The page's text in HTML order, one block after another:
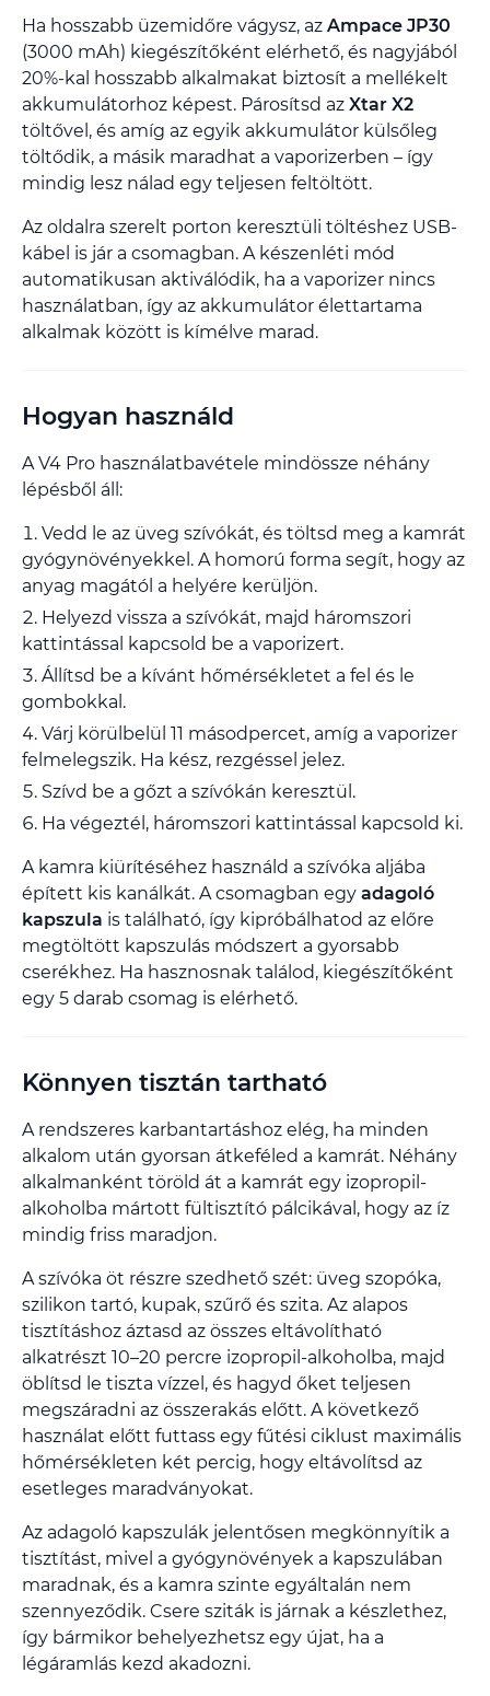
Ha hosszabb üzemidőre vágysz, az Ampace JP30
(3000 mAh) kiegészítőként elérhető, és nagyjából
20%-kal hosszabb alkalmakat biztosít a mellékelt
akkumulátorhoz képest. Párosítsd az Xtar X2
töltővel, és amíg az egyik akkumulátor külsőleg
töltődik, a másik maradhat a vaporizerben – így
mindig lesz nálad egy teljesen feltöltött.
Az oldalra szerelt porton keresztüli töltéshez USB-
kábel is jár a csomagban. A készenléti mód
automatikusan aktiválódik, ha a vaporizer nincs
használatban, így az akkumulátor élettartama
alkalmak között is kímélve marad.
Hogyan használd
A V4 Pro használatbavétele mindössze néhány
lépésből áll:
Vedd le az üveg szívókát, és töltsd meg a kamrát
gyógynövényekkel. A homorú forma segít, hogy az
anyag magától a helyére kerüljön.
Helyezd vissza a szívókát, majd háromszori
kattintással kapcsold be a vaporizert.
Állítsd be a kívánt hőmérsékletet a fel és le
gombokkal.
Várj körülbelül 11 másodpercet, amíg a vaporizer
felmelegszik. Ha kész, rezgéssel jelez.
Szívd be a gőzt a szívókán keresztül.
Ha végeztél, háromszori kattintással kapcsold ki.
A kamra kiürítéséhez használd a szívóka aljába
épített kis kanálkát. A csomagban egy adagoló
kapszula is található, így kipróbálhatod az előre
megtöltött kapszulás módszert a gyorsabb
cserékhez. Ha hasznosnak találod, kiegészítőként
egy 5 darab csomag is elérhető.
Könnyen tisztán tartható
A rendszeres karbantartáshoz elég, ha minden
alkalom után gyorsan átkeféled a kamrát. Néhány
alkalmanként töröld át a kamrát egy izopropil-
alkoholba mártott fültisztító pálcikával, hogy az íz
mindig friss maradjon.
A szívóka öt részre szedhető szét: üveg szopóka,
szilikon tartó, kupak, szűrő és szita. Az alapos
tisztításhoz áztasd az összes eltávolítható
alkatrészt 10–20 percre izopropil-alkoholba, majd
öblítsd le tiszta vízzel, és hagyd őket teljesen
megszáradni az összerakás előtt. A következő
használat előtt futtass egy fűtési ciklust maximális
hőmérsékleten két percig, hogy eltávolítsd az
esetleges maradványokat.
Az adagoló kapszulák jelentősen megkönnyítik a
tisztítást, mivel a gyógynövények a kapszulában
maradnak, és a kamra szinte egyáltalán nem
szennyeződik. Csere sziták is járnak a készlethez,
így bármikor behelyezhetsz egy újat, ha a
légáramlás kezd akadozni.